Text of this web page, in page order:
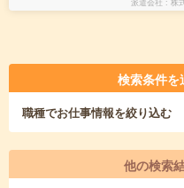
検索条件を
職種でお仕事情報を絞り込む
他の検索